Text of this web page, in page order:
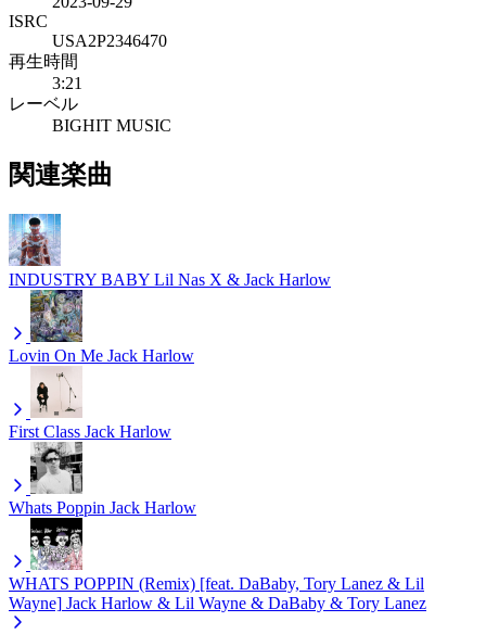
ISRC
USA2P2346470
再生時間
3:21
レーベル
BIGHIT MUSIC
関連楽曲
INDUSTRY BABY Lil Nas X & Jack Harlow
Lovin On Me Jack Harlow
First Class Jack Harlow
Whats Poppin Jack Harlow
WHATS POPPIN (Remix) [feat. DaBaby, Tory Lanez & Lil
Wayne] Jack Harlow & Lil Wayne & DaBaby & Tory Lanez